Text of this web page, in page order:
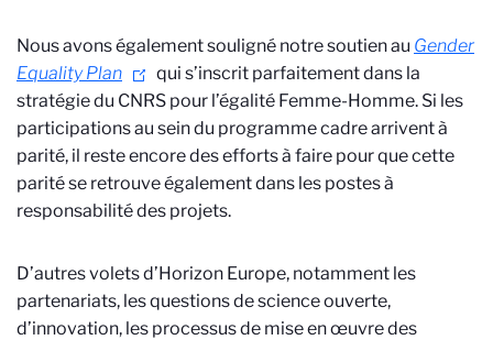
Nous avons également souligné notre soutien au Gender
Equality Plan
qui s’inscrit parfaitement dans la
stratégie du CNRS pour l’égalité Femme-Homme. Si les
participations au sein du programme cadre arrivent à
parité, il reste encore des efforts à faire pour que cette
parité se retrouve également dans les postes à
responsabilité des projets.
D’autres volets d’Horizon Europe, notamment les
partenariats, les questions de science ouverte,
d’innovation, les processus de mise en œuvre des